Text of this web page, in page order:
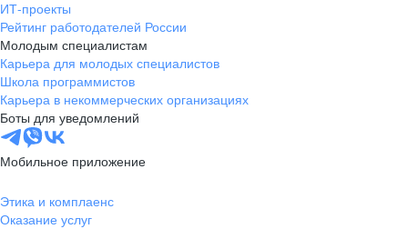
ИТ-проекты
Рейтинг работодателей России
Молодым специалистам
Карьера для молодых специалистов
Школа программистов
Карьера в некоммерческих организациях
Боты для уведомлений
Мобильное приложение
Этика и комплаенс
Оказание услуг